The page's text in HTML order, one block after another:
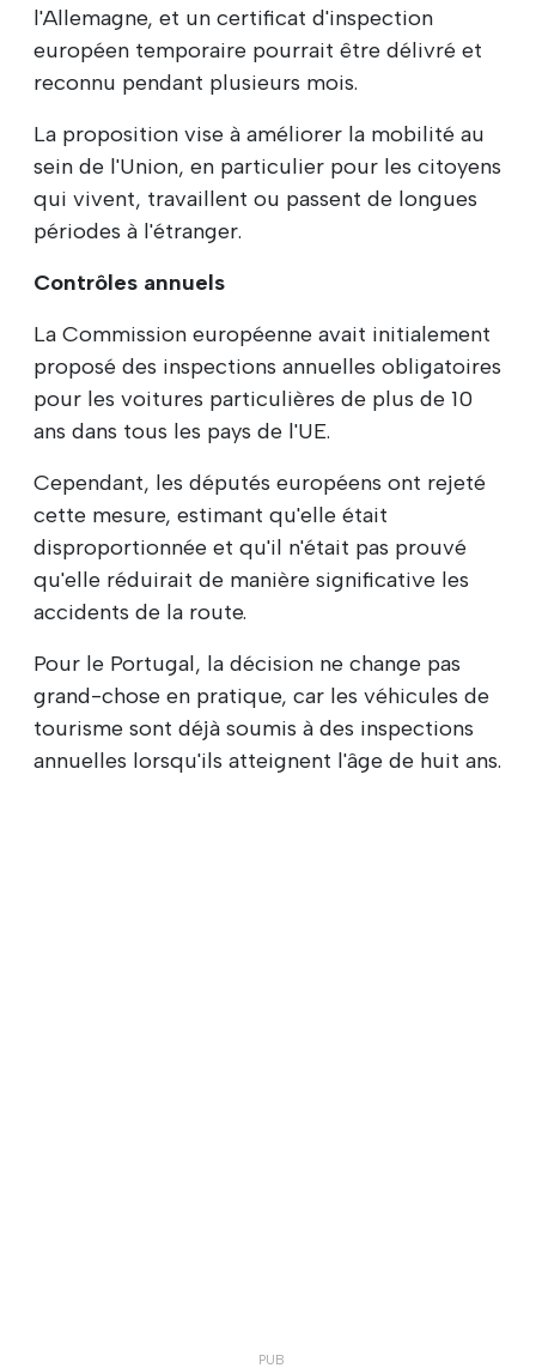
l'Allemagne, et un certificat d'inspection
européen temporaire pourrait être délivré et
reconnu pendant plusieurs mois.
La proposition vise à améliorer la mobilité au
sein de l'Union, en particulier pour les citoyens
qui vivent, travaillent ou passent de longues
périodes à l'étranger.
Contrôles annuels
La Commission européenne avait initialement
proposé des inspections annuelles obligatoires
pour les voitures particulières de plus de 10
ans dans tous les pays de l'UE.
Cependant, les députés européens ont rejeté
cette mesure, estimant qu'elle était
disproportionnée et qu'il n'était pas prouvé
qu'elle réduirait de manière significative les
accidents de la route.
Pour le Portugal, la décision ne change pas
grand-chose en pratique, car les véhicules de
tourisme sont déjà soumis à des inspections
annuelles lorsqu'ils atteignent l'âge de huit ans.